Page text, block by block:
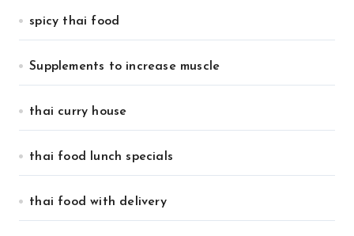
spicy thai food
Supplements to increase muscle
thai curry house
thai food lunch specials
thai food with delivery